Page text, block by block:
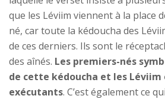
que les Léviim viennent à la place
né, car toute la kédoucha des
de ces derniers. Ils sont le
des aînés. Les premiers-nés
de cette kédoucha et les Léviim
exécutants. C’est également ce